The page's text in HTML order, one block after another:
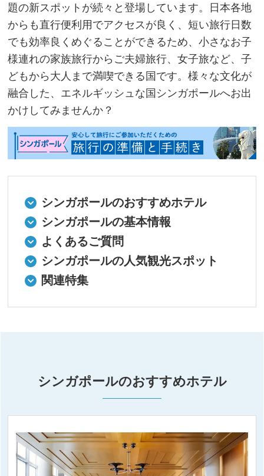
題の新スポットが続々と登場しています。日本各地
からも直行便利用でアクセスが良く、短い旅行日数
でも効率良くめぐることができるため、小さなお子
様連れの家族旅行からご夫婦旅行、女子旅など、子
どもから大人まで満喫できる国です。様々な文化が
融合した、エネルギッシュな国シンガポールへお出
かけしてみませんか？
シンガポールのおすすめホテル
シンガポールの基本情報
よくあるご質問
シンガポールの人気観光スポット
関連特集
シンガポールのおすすめホテル